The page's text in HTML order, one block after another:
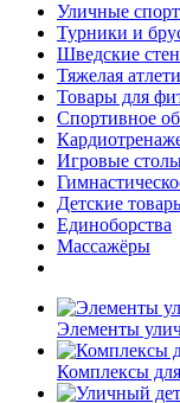
Уличные
Турники и
Шведские
Тяжелая
Товары для
Спортивное
Игровые
Детские
Единоборства
Массажёры
Элементы
Комплексы